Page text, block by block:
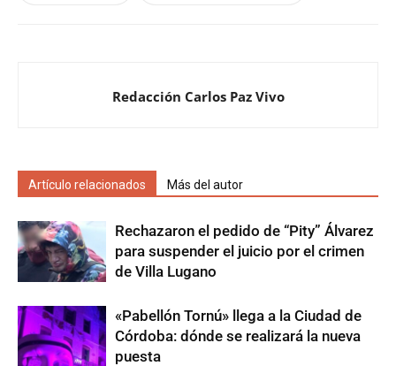
Redacción Carlos Paz Vivo
Artículo relacionados Más del autor
Rechazaron el pedido de “Pity” Álvarez
para suspender el juicio por el crimen
de Villa Lugano
«Pabellón Tornú» llega a la Ciudad de
Córdoba: dónde se realizará la nueva
puesta